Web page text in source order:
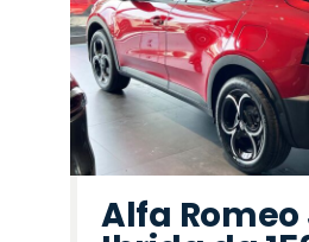
Alfa